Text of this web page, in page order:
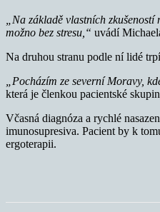
„Na základě vlastních zkušeností
možno bez stresu,“ uvádí
Na druhou stranu podle ní lidé
„Pocházím ze severní Moravy,
která je členkou pacientské
Včasná diagnóza a rychlé
imunosupresiva. Pacient by k
ergoterapii.